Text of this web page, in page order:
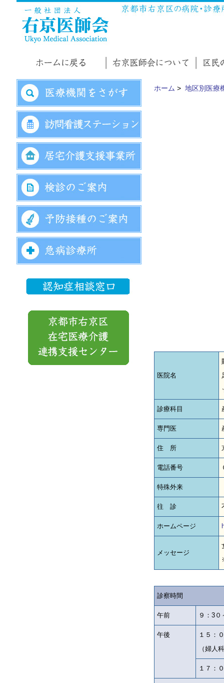
ホーム > 地区別医療
医院名
診療科目
専門医
住 所
電話番号
特殊外来
往 診
ホームページ
メッセージ
診察時間
午前 ９：3０
午後
１５：
（婦人
１７：